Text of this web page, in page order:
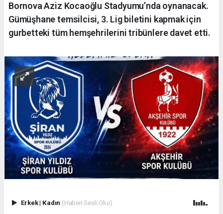
Bornova Aziz Kocaoğlu Stadyumu’nda oynanacak.
Gümüşhane temsilcisi, 3. Lig biletini kapmak için
gurbetteki tüm hemşehrilerini tribünlere davet etti.
Erkek| Kadın (Haberi Sesli Oku)